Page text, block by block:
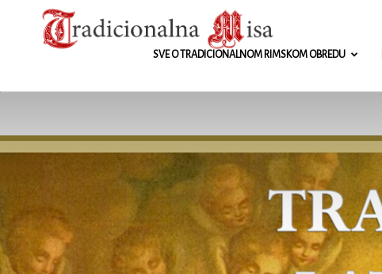
SVE O TRADICIONALNOM RIMSKOM OBREDU